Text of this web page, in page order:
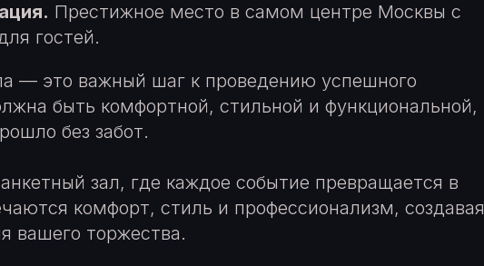
Престижное место в самом центре Москвы с
гостей.
— это важный шаг к проведению успешного
быть комфортной, стильной и функциональной,
без забот.
зал, где каждое событие превращается в
комфорт, стиль и профессионализм, создавая
вашего торжества.